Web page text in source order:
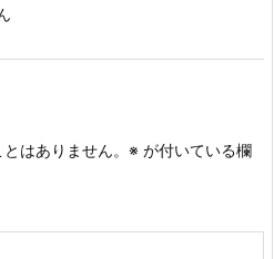
はありません。 ※ が付いている欄